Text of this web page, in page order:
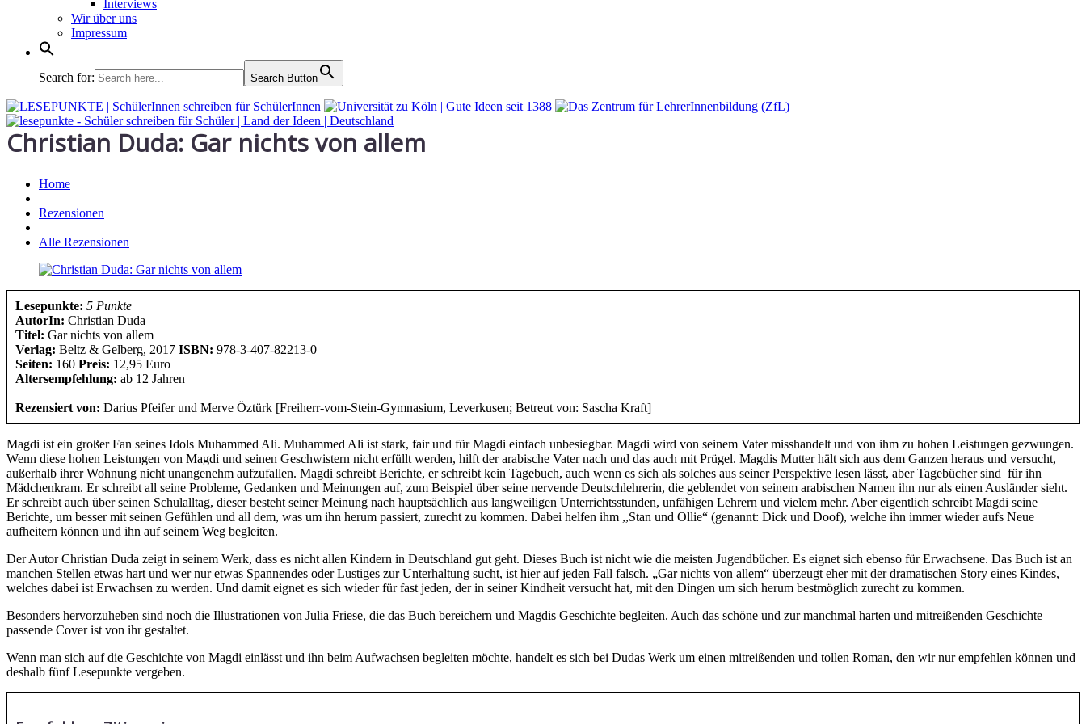
Interviews
Wir über uns
Impressum
Search for: Search Button
Christian Duda: Gar nichts von allem
Home
Rezensionen
Alle Rezensionen
Lesepunkte: 5 Punkte
AutorIn: Christian Duda
Titel: Gar nichts von allem
Verlag: Beltz & Gelberg, 2017 ISBN: 978-3-407-82213-0
Seiten: 160 Preis: 12,95 Euro
Altersempfehlung: ab 12 Jahren
Rezensiert von: Darius Pfeifer und Merve Öztürk [Freiherr-vom-Stein-Gymnasium, Leverkusen; Betreut von: Sascha Kraft]
Magdi ist ein großer Fan seines Idols Muhammed Ali. Muhammed Ali ist stark, fair und für Magdi einfach unbesiegbar. Magdi wird von seinem Vater misshandelt und von ihm zu hohen Leistungen gezwungen.
Wenn diese hohen Leistungen von Magdi und seinen Geschwistern nicht erfüllt werden, hilft der arabische Vater nach und das auch mit Prügel. Magdis Mutter hält sich aus dem Ganzen heraus und versucht,
außerhalb ihrer Wohnung nicht unangenehm aufzufallen. Magdi schreibt Berichte, er schreibt kein Tagebuch, auch wenn es sich als solches aus seiner Perspektive lesen lässt, aber Tagebücher sind für ihn
Mädchenkram. Er schreibt all seine Probleme, Gedanken und Meinungen auf, zum Beispiel über seine nervende Deutschlehrerin, die geblendet von seinem arabischen Namen ihn nur als einen Ausländer sieht.
Er schreibt auch über seinen Schulalltag, dieser besteht seiner Meinung nach hauptsächlich aus langweiligen Unterrichtsstunden, unfähigen Lehrern und vielem mehr. Aber eigentlich schreibt Magdi seine
Berichte, um besser mit seinen Gefühlen und all dem, was um ihn herum passiert, zurecht zu kommen. Dabei helfen ihm ,,Stan und Ollie“ (genannt: Dick und Doof), welche ihn immer wieder aufs Neue
aufheitern können und ihn auf seinem Weg begleiten.
Der Autor Christian Duda zeigt in seinem Werk, dass es nicht allen Kindern in Deutschland gut geht. Dieses Buch ist nicht wie die meisten Jugendbücher. Es eignet sich ebenso für Erwachsene. Das Buch ist an
manchen Stellen etwas hart und wer nur etwas Spannendes oder Lustiges zur Unterhaltung sucht, ist hier auf jeden Fall falsch. „Gar nichts von allem“ überzeugt eher mit der dramatischen Story eines Kindes,
welches dabei ist Erwachsen zu werden. Und damit eignet es sich wieder für fast jeden, der in seiner Kindheit versucht hat, mit den Dingen um sich herum bestmöglich zurecht zu kommen.
Besonders hervorzuheben sind noch die Illustrationen von Julia Friese, die das Buch bereichern und Magdis Geschichte begleiten. Auch das schöne und zur manchmal harten und mitreißenden Geschichte
passende Cover ist von ihr gestaltet.
Wenn man sich auf die Geschichte von Magdi einlässt und ihn beim Aufwachsen begleiten möchte, handelt es sich bei Dudas Werk um einen mitreißenden und tollen Roman, den wir nur empfehlen können und
deshalb fünf Lesepunkte vergeben.